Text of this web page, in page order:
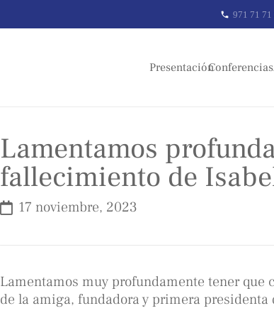
phone 971 71 71
PresentaciónConferencias
Lamentamos
fallecimiento de
17 noviembre, 2023
Lamentamos muy profundamente tener
de la amiga, fundadora y primera